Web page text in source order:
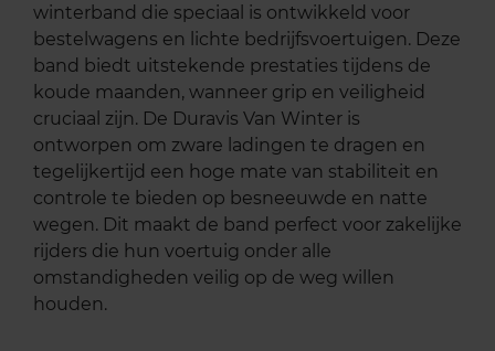
winterband die speciaal is ontwikkeld voor
bestelwagens en lichte bedrijfsvoertuigen. Deze
band biedt uitstekende prestaties tijdens de
koude maanden, wanneer grip en veiligheid
cruciaal zijn. De Duravis Van Winter is
ontworpen om zware ladingen te dragen en
tegelijkertijd een hoge mate van stabiliteit en
controle te bieden op besneeuwde en natte
wegen. Dit maakt de band perfect voor zakelijke
rijders die hun voertuig onder alle
omstandigheden veilig op de weg willen
houden.